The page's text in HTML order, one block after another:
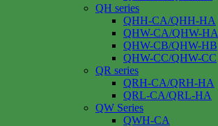
QH series
QHH-CA/QHH-HA
QHW-CA/QHW-HA
QHW-CB/QHW-HB
QHW-CC/QHW-CC
QR series
QRH-CA/QRH-HA
QRL-CA/QRL-HA
QW Series
QWH-CA